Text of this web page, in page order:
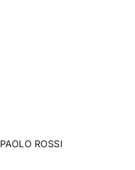
PAOLO ROSSI